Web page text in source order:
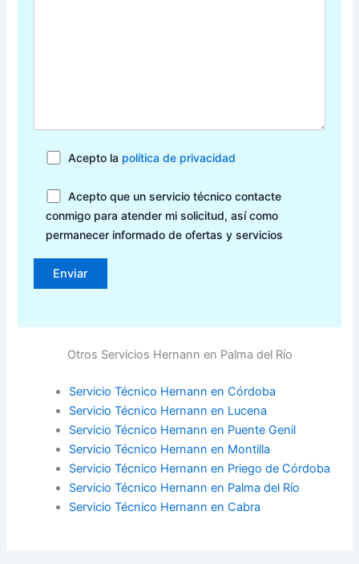
Acepto la política de privacidad
Acepto que un servicio técnico contacte
conmigo para atender mi solicitud, así como
permanecer informado de ofertas y servicios
Otros Servicios Hernann en Palma del Río
Servicio Técnico Hernann en Córdoba
Servicio Técnico Hernann en Lucena
Servicio Técnico Hernann en Puente Genil
Servicio Técnico Hernann en Montilla
Servicio Técnico Hernann en Priego de Córdoba
Servicio Técnico Hernann en Palma del Río
Servicio Técnico Hernann en Cabra